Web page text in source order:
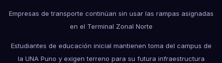
Empresas de transporte continúan sin usar las rampas asignadas
en el Terminal Zonal Norte
Estudiantes de educación inicial mantienen toma del campus de
la UNA Puno y exigen terreno para su futura infraestructura